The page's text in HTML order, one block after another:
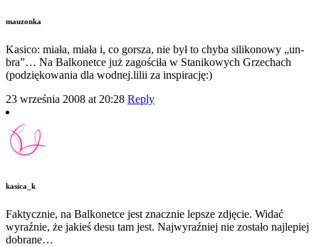
mauzonka
Kasico: miała, miała i, co gorsza, nie był to chyba silikonowy „un-
bra”… Na Balkonetce już zagościła w Stanikowych Grzechach
(podziękowania dla wodnej.lilii za inspirację:)
23 września 2008 at 20:28 Reply
kasica_k
Faktycznie, na Balkonetce jest znacznie lepsze zdjęcie. Widać
wyraźnie, że jakieś desu tam jest. Najwyraźniej nie zostało najlepiej
dobrane…